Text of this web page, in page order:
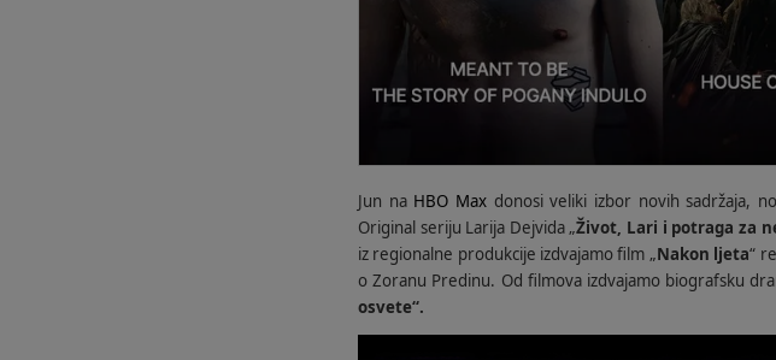
Jun na HBO Max donosi veliki izbor novih sadržaja,
Original seriju Larija Dejvida „Život, Lari i potraga za
iz regionalne produkcije izdvajamo film „Nakon ljeta“
o Zoranu Predinu. Od filmova izdvajamo biografsku
osvete“.